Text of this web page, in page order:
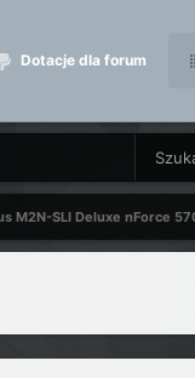
Dotacje dla forum
M2N-SLI Deluxe nForce